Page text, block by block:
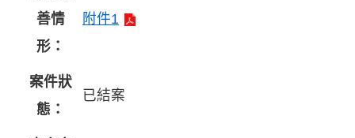
善情
形：
附件1
案件狀
態：
已結案